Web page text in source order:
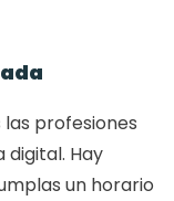
profesiones
Hay
un horario